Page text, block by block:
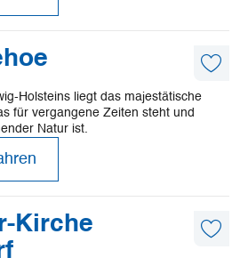
Holsteins liegt das majestätische
für vergangene Zeiten steht und
Natur ist.
Kirche